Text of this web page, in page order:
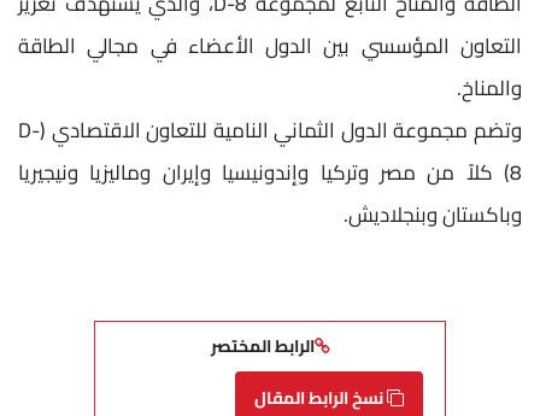
التعاون المؤسسي بين الدول الأعضاء في مجالي الطاقة
والمناخ.
وتضم مجموعة الدول الثماني النامية للتعاون الاقتصادي (D-
8) كلاً من مصر وتركيا وإندونيسيا وإيران وماليزيا ونيجيريا
وباكستان وبنجلاديش.
الرابط المختصر
نسخ الرابط المقال